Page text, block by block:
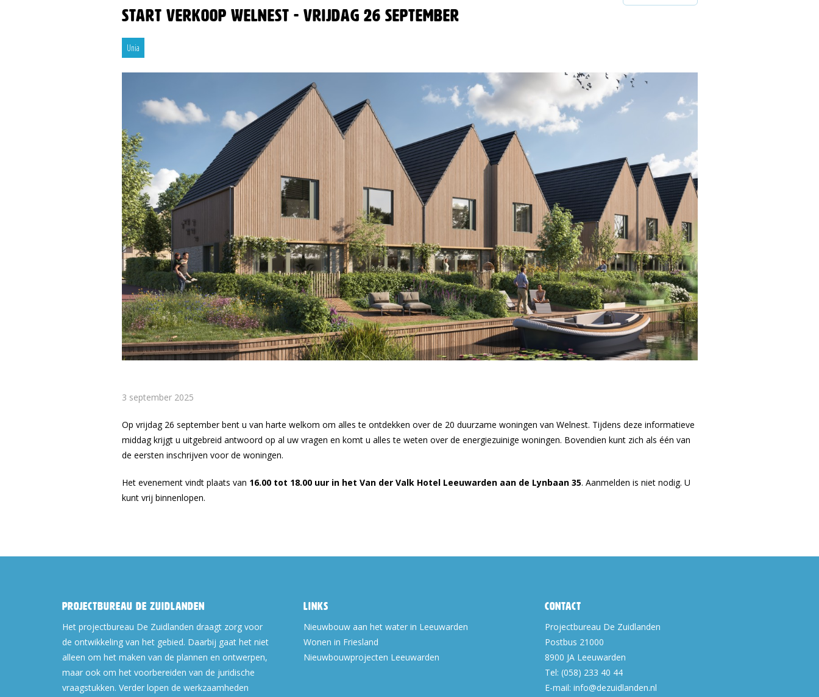
Start verkoop Welnest - vrijdag 26 september
Unia
3 september 2025
Op vrijdag 26 september bent u van harte welkom om alles te ontdekken over de 20 duurzame woningen van Welnest. Tijdens deze informatieve
middag krijgt u uitgebreid antwoord op al uw vragen en komt u alles te weten over de energiezuinige woningen. Bovendien kunt zich als één van
de eersten inschrijven voor de woningen.
Het evenement vindt plaats van 16.00 tot 18.00 uur in het Van der Valk Hotel Leeuwarden aan de Lynbaan 35. Aanmelden is niet nodig. U
kunt vrij binnenlopen.
Projectbureau De Zuidlanden
Het projectbureau De Zuidlanden draagt zorg voor
de ontwikkeling van het gebied. Daarbij gaat het niet
alleen om het maken van de plannen en ontwerpen,
maar ook om het voorbereiden van de juridische
vraagstukken. Verder lopen de werkzaamheden
Links
Nieuwbouw aan het water in Leeuwarden
Wonen in Friesland
Nieuwbouwprojecten Leeuwarden
Contact
Projectbureau De Zuidlanden
Postbus 21000
8900 JA Leeuwarden
Tel: (058) 233 40 44
E-mail: info@dezuidlanden.nl